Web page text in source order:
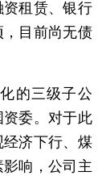
租赁、银行
目前尚无债
的三级子公
委。对于此
济下行、煤
响，公司主